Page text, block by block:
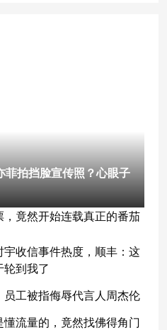
菲拍挡脸宣传照？心眼子
，竟然开始连载真正的番茄
宇收信事件热度，顺丰：这
轮到我了
员工被指侮辱代言人周杰伦
懂流量的，竟然找佛得角门